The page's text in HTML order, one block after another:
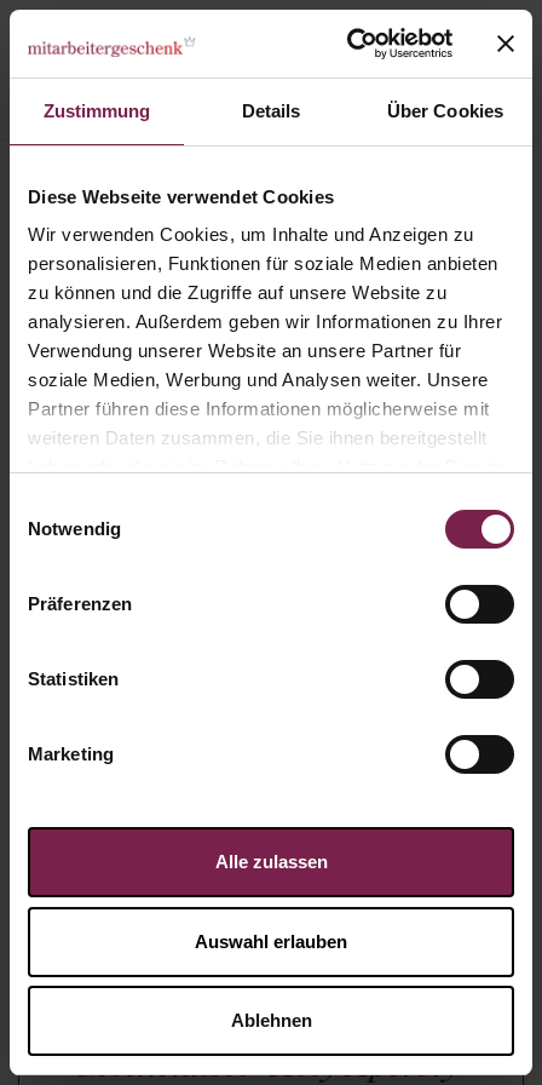
Zustimmung Details Über Cookies
Diese Webseite verwendet Cookies
Wir verwenden Cookies, um Inhalte und Anzeigen zu
personalisieren, Funktionen für soziale Medien anbieten
zu können und die Zugriffe auf unsere Website zu
analysieren. Außerdem geben wir Informationen zu Ihrer
Verwendung unserer Website an unsere Partner für
soziale Medien, Werbung und Analysen weiter. Unsere
Partner führen diese Informationen möglicherweise mit
weiteren Daten zusammen, die Sie ihnen bereitgestellt
Notwendig
Präferenzen
Statistiken
Marketing
Alle zulassen
Auswahl erlauben
Ablehnen
Geschenkset "Holy Aperoly"